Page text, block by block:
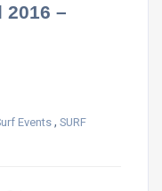
2016 –
Events , SURF